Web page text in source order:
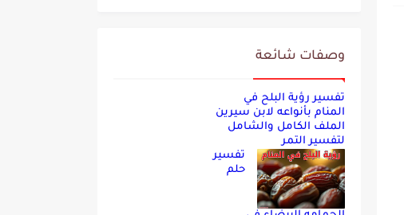
وصفات شائعة
تفسير رؤية البلح في
المنام بأنواعه لابن سيرين
الملف الكامل والشامل
لتفسير التمر
تفسير
حلم